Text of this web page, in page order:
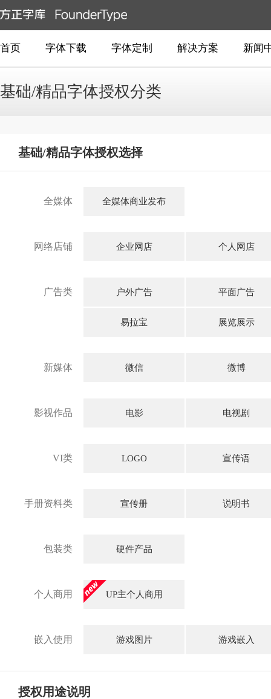
首页 字体下载 字体定制 解决方案 新闻
基础/精品字体授权分类
基础/精品字体授权选择
全媒体 全媒体商业发布
网络店铺 企业网店 个人网店
广告类 户外广告 平面广告
易拉宝 展览展示
新媒体 微信 微博
影视作品 电影 电视剧
VI类 LOGO 宣传语
手册资料类 宣传册 说明书
包装类 硬件产品
个人商用 UP主个人商用
嵌入使用 游戏图片 游戏嵌入
授权用途说明